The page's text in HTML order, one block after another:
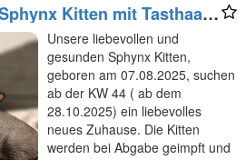
Kitten mit Tasthaare
Unsere liebevollen und
gesunden Sphynx Kitten,
geboren am 07.08.2025, suchen
ab der KW 44 ( ab dem
28.10.2025) ein liebevolles
neues Zuhause. Die Kitten
werden bei Abgabe geimpft und